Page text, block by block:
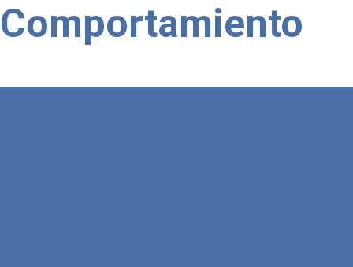
Comportamiento